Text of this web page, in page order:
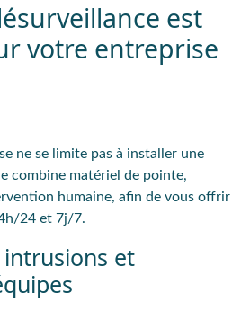
est
votre entreprise
ne se limite pas à installer une
combine matériel de pointe,
humaine, afin de vous offrir
24 et 7j/7.
intrusions et